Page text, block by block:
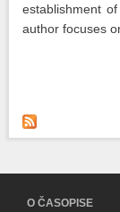
establishment
author focuses
O ČASOPISE